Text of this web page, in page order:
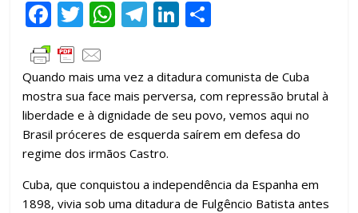
F
ac
e
b
o
o
k
T
w
itt
er
W
s
A
p
p
T
e
gr
a
m
Li
k
e
dI
n
p
ar
til
ar
Quando mais uma vez a ditadura comunista de Cuba
mostra sua face mais perversa, com repressão brutal à
liberdade e à dignidade de seu povo, vemos aqui no
Brasil próceres de esquerda saírem em defesa do
regime dos irmãos Castro.
Cuba, que conquistou a independência da Espanha em
1898, vivia sob uma ditadura de Fulgêncio Batista antes